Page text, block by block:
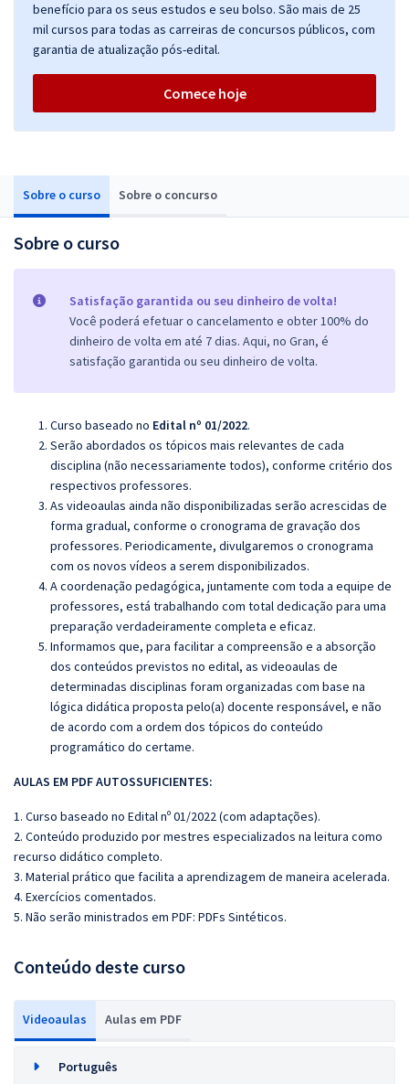
Sobre o curso Sobre o concurso
Sobre o curso
Satisfação garantida ou seu dinheiro de volta!
Você poderá efetuar o cancelamento e obter 100% do
dinheiro de volta em até 7 dias. Aqui, no Gran, é
satisfação garantida ou seu dinheiro de volta.
Curso baseado no Edital nº 01/2022.
Serão abordados os tópicos mais relevantes de cada
disciplina (não necessariamente todos), conforme critério dos
respectivos professores.
As videoaulas ainda não disponibilizadas serão acrescidas de
forma gradual, conforme o cronograma de gravação dos
professores. Periodicamente, divulgaremos o cronograma
com os novos vídeos a serem disponibilizados.
A coordenação pedagógica, juntamente com toda a equipe de
professores, está trabalhando com total dedicação para uma
preparação verdadeiramente completa e eficaz.
Informamos que, para facilitar a compreensão e a absorção
dos conteúdos previstos no edital, as videoaulas de
determinadas disciplinas foram organizadas com base na
lógica didática proposta pelo(a) docente responsável, e não
de acordo com a ordem dos tópicos do conteúdo
programático do certame.
AULAS EM PDF AUTOSSUFICIENTES:
1. Curso baseado no Edital nº 01/2022 (com adaptações).
2. Conteúdo produzido por mestres especializados na leitura como
recurso didático completo.
3. Material prático que facilita a aprendizagem de maneira acelerada.
4. Exercícios comentados.
5. Não serão ministrados em PDF: PDFs Sintéticos.
Conteúdo deste curso
Videoaulas Aulas em PDF
Português
benefício para os seus estudos e seu bolso. São mais de 25
mil cursos para todas as carreiras de concursos públicos, com
garantia de atualização pós-edital.
Comece hoje